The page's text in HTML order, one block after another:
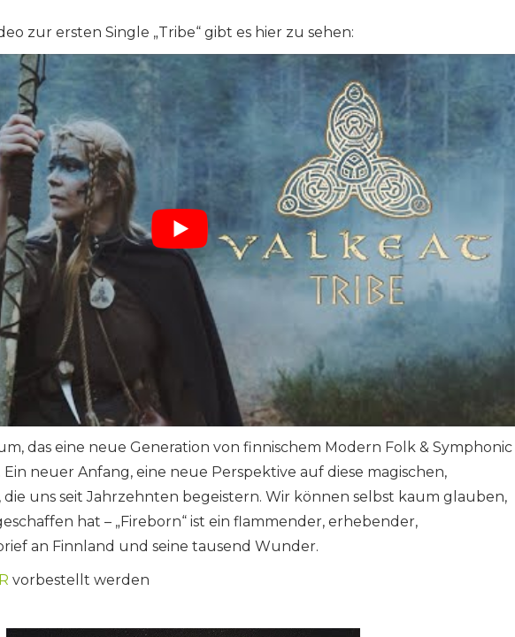
zur ersten Single „Tribe“ gibt es hier zu sehen:
das eine neue Generation von finnischem Modern Folk & Symphonic
neuer Anfang, eine neue Perspektive auf diese magischen,
die uns seit Jahrzehnten begeistern. Wir können selbst kaum glauben,
hat – „Fireborn“ ist ein flammender, erhebender,
an Finnland und seine tausend Wunder.
vorbestellt werden